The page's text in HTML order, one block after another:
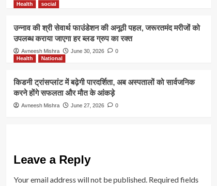
Health
social
उन्नाव की श्री सेवार्थ फाउंडेशन की अनूठी पहल, जरूरतमंद मरीजों को
उपलब्ध कराया जाएगा हर ब्लड ग्रुप का रक्त
Avneesh Mishra June 30, 2026
0
Health
National
किडनी ट्रांसप्लांट में बढ़ेगी पारदर्शिता, अब अस्पतालों को सार्वजनिक
करने होंगे सफलता और मौत के आंकड़े
Avneesh Mishra June 27, 2026 0
Leave a Reply
Your email address will not be published. Required fields